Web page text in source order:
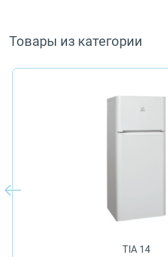
Товары из категории
TIA 14